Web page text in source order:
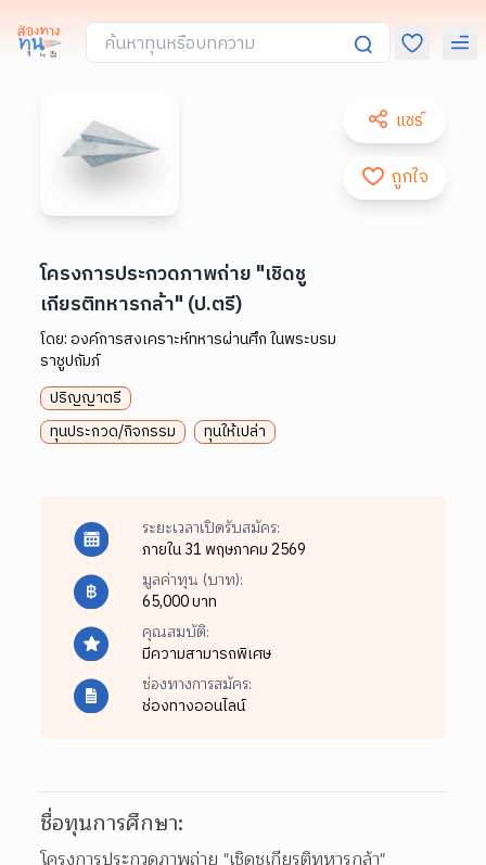
แชร์
ถูกใจ
โครงการประกวดภาพถ่าย "เชิดชู
เกียรติทหารกล้า" (ป.ตรี)
โดย:องค์การสงเคราะห์ทหารผ่านศึก ในพระบรม
ราชูปถัมภ์
ปริญญาตรี
ทุนประกวด/กิจกรรม
ทุนให้เปล่า
ระยะเวลาเปิดรับสมัคร:
ภายใน 31 พฤษภาคม 2569
มูลค่าทุน (บาท):
65,000 บาท
คุณสมบัติ:
มีความสามารถพิเศษ
ช่องทางการสมัคร:
ช่องทางออนไลน์
ชื่อทุนการศึกษา: